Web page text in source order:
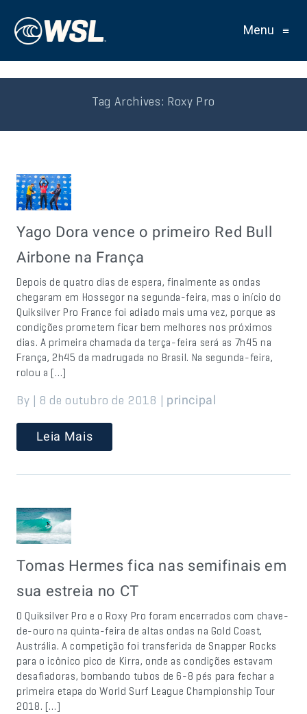
Menu ≡
Tag Archives: Roxy Pro
Yago Dora vence o primeiro Red Bull
Airbone na França
Depois de quatro dias de espera, finalmente as ondas
chegaram em Hossegor na segunda-feira, mas o início do
Quiksilver Pro France foi adiado mais uma vez, porque as
condições prometem ficar bem melhores nos próximos
dias. A primeira chamada da terça-feira será as 7h45 na
França, 2h45 da madrugada no Brasil. Na segunda-feira,
rolou a […]
By | 8 de outubro de 2018 | principal
Leia Mais
Tomas Hermes fica nas semifinais em
sua estreia no CT
O Quiksilver Pro e o Roxy Pro foram encerrados com chave-
de-ouro na quinta-feira de altas ondas na Gold Coast,
Austrália. A competição foi transferida de Snapper Rocks
para o icônico pico de Kirra, onde as condições estavam
desafiadoras, bombando tubos de 6-8 pés para fechar a
primeira etapa do World Surf League Championship Tour
2018. […]